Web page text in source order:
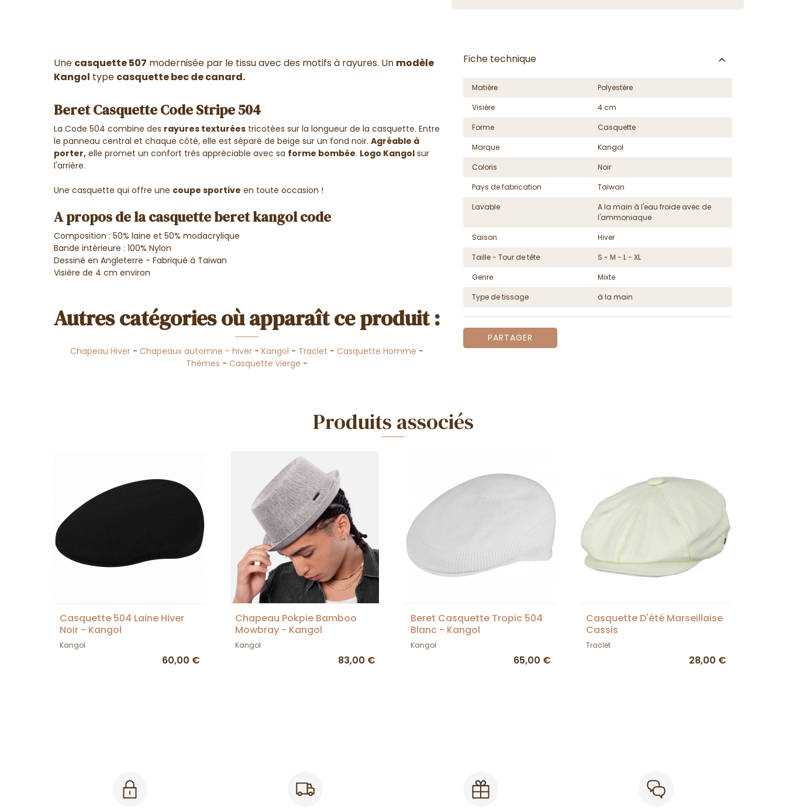
Une casquette 507 modernisée par le tissu avec des motifs à rayures. Un modèle
Kangol type casquette bec de canard.
Beret Casquette Code Stripe 504
La Code 504 combine des rayures texturées tricotées sur la longueur de la casquette. Entre
le panneau central et chaque côté, elle est séparé de beige sur un fond noir. Agréable à
porter, elle promet un confort très appréciable avec sa forme bombée. Logo Kangol sur
l'arrière.
Une casquette qui offre une coupe sportive en toute occasion !
A propos de la casquette beret kangol code
Composition : 50% laine et 50% modacrylique
Bande intérieure : 100% Nylon
Dessiné en Angleterre - Fabriqué à Taiwan
Visière de 4 cm environ
Autres catégories où apparaît ce produit :
Chapeau Hiver- Chapeaux automne - hiver- Kangol - Traclet - Casquette Homme -
Thèmes - Casquette vierge -
Fiche technique
Matière
Polyestère
Visière
4 cm
Forme
Casquette
Marque
Kangol
Coloris
Noir
Pays de fabrication
Taiwan
Lavable
A la main à l'eau froide avec de
l'ammoniaque
Saison
Hiver
Taille - Tour de tête
S - M - L - XL
Genre
Mixte
Type de tissage
à la main
PARTAGER
Produits associés
Casquette 504 Laine Hiver
Noir - Kangol
Kangol
60,00 €
Chapeau Pokpie Bamboo
Mowbray - Kangol
Kangol
83,00 €
Beret Casquette Tropic 504
Blanc - Kangol
Kangol
65,00 €
Casquette D'été Marseillaise
Cassis
Traclet
28,00 €